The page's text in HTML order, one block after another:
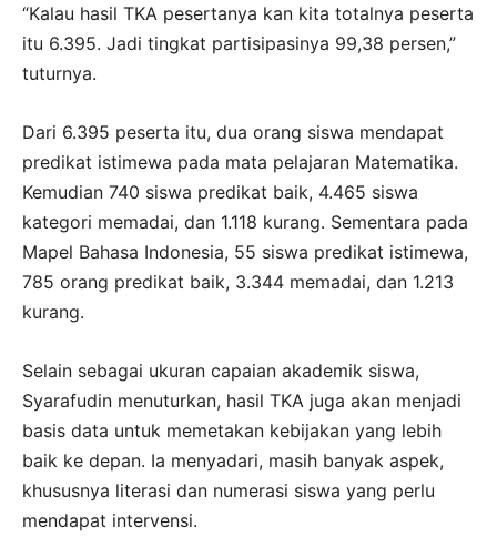
“Kalau hasil TKA pesertanya kan kita totalnya peserta
itu 6.395. Jadi tingkat partisipasinya 99,38 persen,”
tuturnya.
Dari 6.395 peserta itu, dua orang siswa mendapat
predikat istimewa pada mata pelajaran Matematika.
Kemudian 740 siswa predikat baik, 4.465 siswa
kategori memadai, dan 1.118 kurang. Sementara pada
Mapel Bahasa Indonesia, 55 siswa predikat istimewa,
785 orang predikat baik, 3.344 memadai, dan 1.213
kurang.
Selain sebagai ukuran capaian akademik siswa,
Syarafudin menuturkan, hasil TKA juga akan menjadi
basis data untuk memetakan kebijakan yang lebih
baik ke depan. Ia menyadari, masih banyak aspek,
khususnya literasi dan numerasi siswa yang perlu
mendapat intervensi.